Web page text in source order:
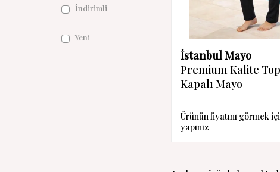
İndirimli
Yeni
İstanbul Mayo
Premium Kalite
Kapalı Mayo
Ürünün fiyatını görmek
yapınız